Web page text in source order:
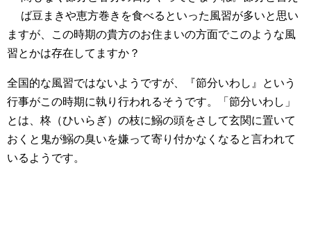
ば豆まきや恵方巻きを食べるといった風習が多いと思い
ますが、この時期の貴方のお住まいの方面でこのような風
習とかは存在してますか？
全国的な風習ではないようですが、『節分いわし』という
行事がこの時期に執り行われるそうです。「節分いわし」
とは、柊（ひいらぎ）の枝に鰯の頭をさして玄関に置いて
おくと鬼が鰯の臭いを嫌って寄り付かなくなると言われて
いるようです。